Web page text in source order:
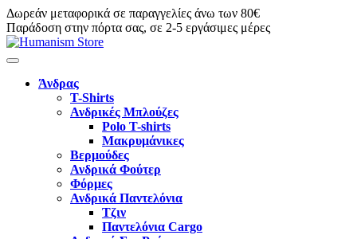
Δωρεάν μεταφορικά σε παραγγελίες άνω των 80€
Παράδοση στην πόρτα σας, σε 2-5 εργάσιμες μέρες
Άνδρας
T-Shirts
Ανδρικές Μπλούζες
Polo T-shirts
Μακρυμάνικες
Βερμούδες
Ανδρικά Φούτερ
Φόρμες
Ανδρικά Παντελόνια
Τζιν
Παντελόνια Cargo